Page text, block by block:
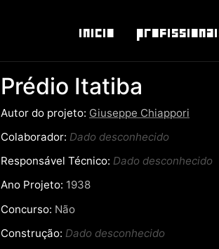
Inicio
Prédio Itatiba
Autor do projeto: Giuseppe Chiappori
Colaborador: Dado desconhecido
Responsável Técnico: Dado desconhecido
Ano Projeto: 1938
Concurso: Não
Construção: Dado desconhecido